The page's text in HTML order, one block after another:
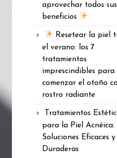
aprovechar todos sus
beneficios
Resetear la piel
el verano: los 7
tratamientos
imprescindibles para
comenzar el otoño
rostro radiante
Tratamientos
para la Piel Acnéica:
Soluciones Eficaces y
Duraderas